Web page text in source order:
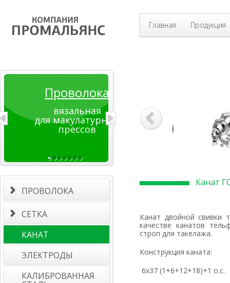
Главная Продукция
Проволока
вязальная
для макулатурных
прессов
ПРОВОЛОКА
СЕТКА
КАНАТ
ЭЛЕКТРОДЫ
КАЛИБРОВАННАЯ
Канат
Канат двойной свивки типа ТК ГОСТ 3071-88 применяется для кранов в
качестве канатов
строп для такелажа.
Конструкция каната:
6х37 (1+6+12+18)+1 о.с.